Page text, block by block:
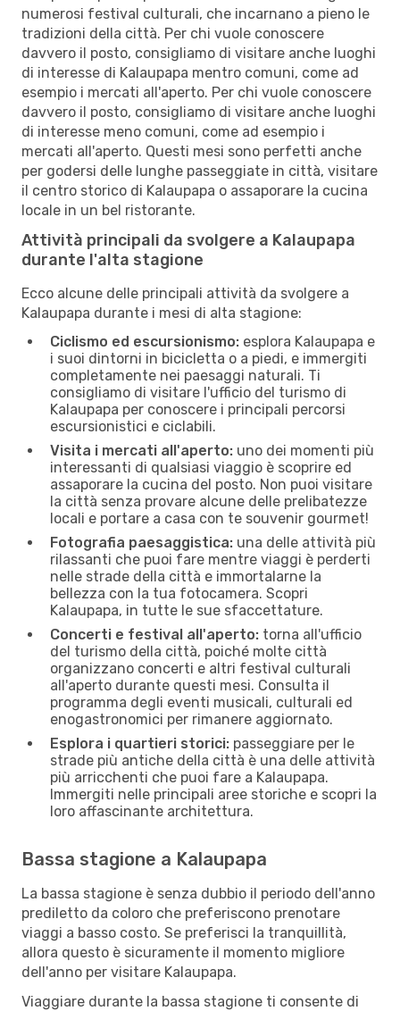
numerosi festival culturali, che incarnano a pieno le
tradizioni della città. Per chi vuole conoscere
davvero il posto, consigliamo di visitare anche luoghi
di interesse di Kalaupapa mentro comuni, come ad
esempio i mercati all'aperto. Per chi vuole conoscere
davvero il posto, consigliamo di visitare anche luoghi
di interesse meno comuni, come ad esempio i
mercati all'aperto. Questi mesi sono perfetti anche
per godersi delle lunghe passeggiate in città, visitare
il centro storico di Kalaupapa o assaporare la cucina
locale in un bel ristorante.
Attività principali da svolgere a Kalaupapa
durante l'alta stagione
Ecco alcune delle principali attività da svolgere a
Kalaupapa durante i mesi di alta stagione:
Ciclismo ed escursionismo: esplora Kalaupapa e
i suoi dintorni in bicicletta o a piedi, e immergiti
completamente nei paesaggi naturali. Ti
consigliamo di visitare l'ufficio del turismo di
Kalaupapa per conoscere i principali percorsi
escursionistici e ciclabili.
Visita i mercati all'aperto: uno dei momenti più
interessanti di qualsiasi viaggio è scoprire ed
assaporare la cucina del posto. Non puoi visitare
la città senza provare alcune delle prelibatezze
locali e portare a casa con te souvenir gourmet!
Fotografia paesaggistica: una delle attività più
rilassanti che puoi fare mentre viaggi è perderti
nelle strade della città e immortalarne la
bellezza con la tua fotocamera. Scopri
Kalaupapa, in tutte le sue sfaccettature.
Concerti e festival all'aperto: torna all'ufficio
del turismo della città, poiché molte città
organizzano concerti e altri festival culturali
all'aperto durante questi mesi. Consulta il
programma degli eventi musicali, culturali ed
enogastronomici per rimanere aggiornato.
Esplora i quartieri storici: passeggiare per le
strade più antiche della città è una delle attività
più arricchenti che puoi fare a Kalaupapa.
Immergiti nelle principali aree storiche e scopri la
loro affascinante architettura.
Bassa stagione a Kalaupapa
La bassa stagione è senza dubbio il periodo dell'anno
prediletto da coloro che preferiscono prenotare
viaggi a basso costo. Se preferisci la tranquillità,
allora questo è sicuramente il momento migliore
dell'anno per visitare Kalaupapa.
Viaggiare durante la bassa stagione ti consente di